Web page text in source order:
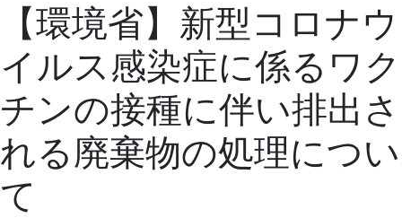
【環境省】新型コロナウ
イルス感染症に係るワク
チンの接種に伴い排出さ
れる廃棄物の処理につい
て